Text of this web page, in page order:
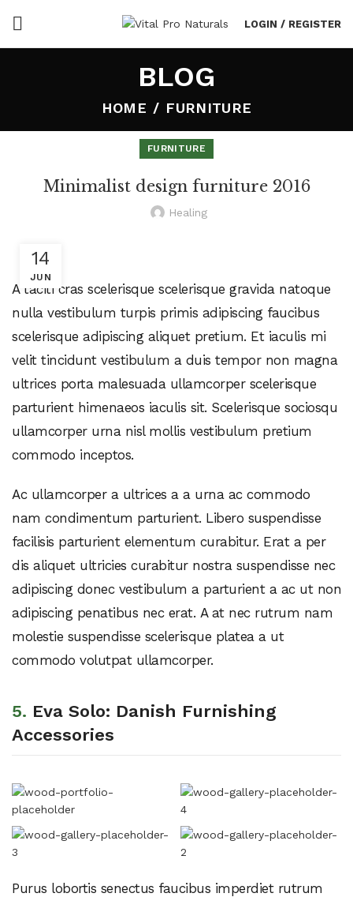
LOGIN / REGISTER
BLOG
HOME FURNITURE
FURNITURE
Minimalist design furniture 2016
Healing
14
JUN
A taciti cras scelerisque scelerisque gravida natoque
nulla vestibulum turpis primis adipiscing faucibus
scelerisque adipiscing aliquet pretium. Et iaculis mi
velit tincidunt vestibulum a duis tempor non magna
ultrices porta malesuada ullamcorper scelerisque
parturient himenaeos iaculis sit. Scelerisque sociosqu
ullamcorper urna nisl mollis vestibulum pretium
commodo inceptos.
Ac ullamcorper a ultrices a a urna ac commodo
nam condimentum parturient. Libero suspendisse
facilisis parturient elementum curabitur. Erat a per
dis aliquet ultricies curabitur nostra suspendisse nec
adipiscing donec vestibulum a parturient a ac ut non
adipiscing penatibus nec erat. A at nec rutrum nam
molestie suspendisse scelerisque platea a ut
commodo volutpat ullamcorper.
5. Eva Solo: Danish Furnishing
Accessories
Purus lobortis senectus faucibus imperdiet rutrum